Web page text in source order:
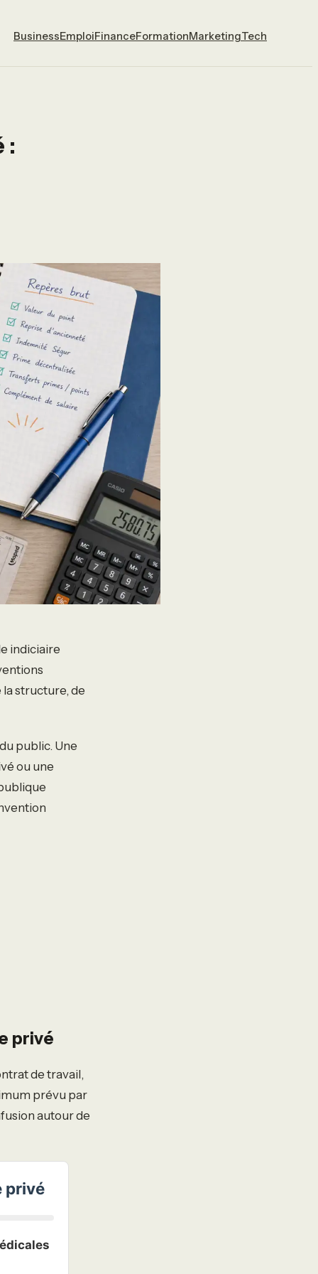
BusinessEmploiFinanceFormationMarketingTech
:
indiciaire
la structure, de
public. Une
ou une
privé
de travail,
prévu par
autour de
privé